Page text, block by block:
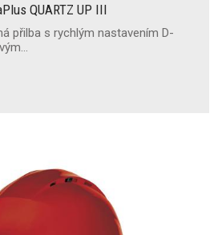
QUARTZ UP III
přilba s rychlým nastavením D-